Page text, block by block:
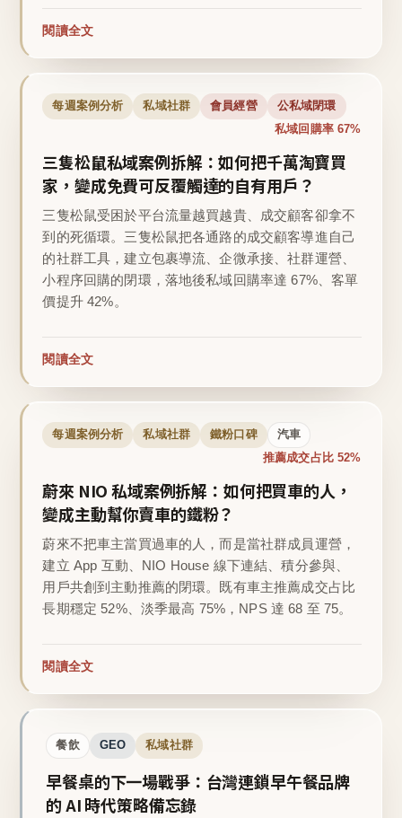
閱讀全文
每週案例分析 私域社群 會員經營 公私域閉環
私域回購率 67%
三隻松鼠私域案例拆解：如何把千萬淘寶買
家，變成免費可反覆觸達的自有用戶？
三隻松鼠受困於平台流量越買越貴、成交顧客卻拿不
到的死循環。三隻松鼠把各通路的成交顧客導進自己
的社群工具，建立包裹導流、企微承接、社群運營、
小程序回購的閉環，落地後私域回購率達 67%、客單
價提升 42%。
閱讀全文
每週案例分析 私域社群 鐵粉口碑 汽車
推薦成交占比 52%
蔚來 NIO 私域案例拆解：如何把買車的人，
變成主動幫你賣車的鐵粉？
蔚來不把車主當買過車的人，而是當社群成員運營，
建立 App 互動、NIO House 線下連結、積分參與、
用戶共創到主動推薦的閉環。既有車主推薦成交占比
長期穩定 52%、淡季最高 75%，NPS 達 68 至 75。
閱讀全文
餐飲 GEO 私域社群
早餐桌的下一場戰爭：台灣連鎖早午餐品牌
的 AI 時代策略備忘錄